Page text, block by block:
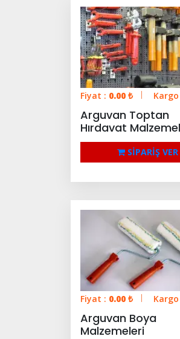
Fiyat : 0.00 ₺ Kargo
Arguvan Toptan
Hırdavat
SİPARİŞ VER
Fiyat : 0.00 ₺ Kargo
Arguvan Boya
Malzemeleri